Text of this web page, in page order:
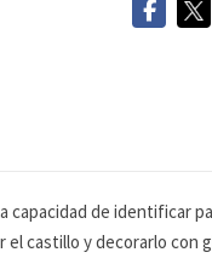
capacidad de identificar
castillo y decorarlo con